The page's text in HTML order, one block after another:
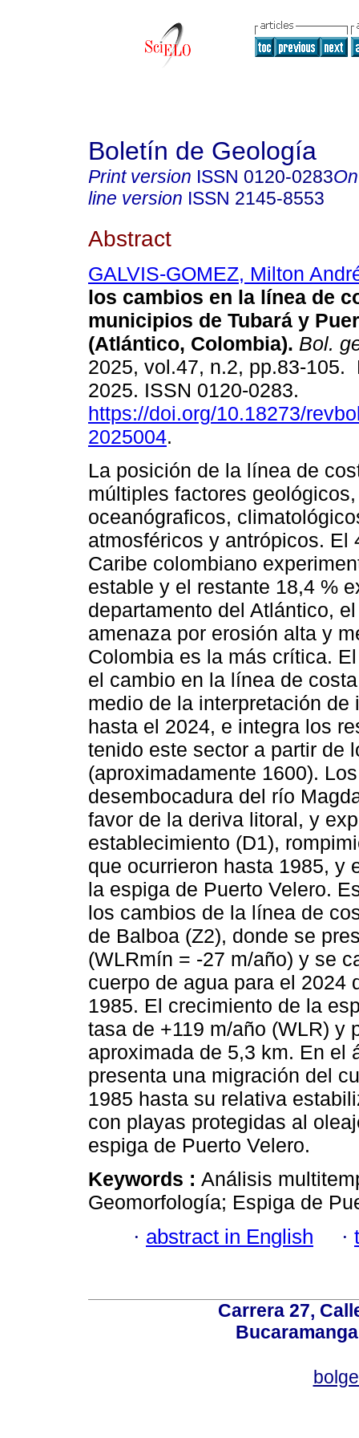
Boletín de Geología
Print version ISSN 0120-0283
line version ISSN 2145-8553
Abstract
GALVIS-GOMEZ, Milton
los cambios en la línea de
municipios de Tubará y
(Atlántico, Colombia). Bol.
2025, vol.47, n.2, pp.83-105.
2025. ISSN 0120-0283.
https://doi.org/10.18273/
2025004.
La posición de la línea de
múltiples factores geológicos,
oceanógraficos,
atmosféricos y antrópicos. El
Caribe colombiano
estable y el restante 18,4 %
departamento del Atlántico,
amenaza por erosión alta y
Colombia es la más crítica.
el cambio en la línea de
medio de la interpretación
hasta el 2024, e integra los
tenido este sector a partir de
(aproximadamente 1600).
desembocadura del río
favor de la deriva litoral, y
establecimiento (D1),
que ocurrieron hasta 1985, y
la espiga de Puerto Velero.
los cambios de la línea de
de Balboa (Z2), donde se
(WLRmín = -27 m/año) y se
cuerpo de agua para el 2024
1985. El crecimiento de la
tasa de +119 m/año (WLR) y
aproximada de 5,3 km. En el
presenta una migración del
1985 hasta su relativa
con playas protegidas al
espiga de Puerto Velero.
Keywords : Análisis
Geomorfología; Espiga de
· abstract in English ·
Carrera 27,